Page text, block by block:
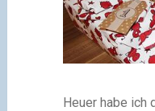
Heuer habe ich